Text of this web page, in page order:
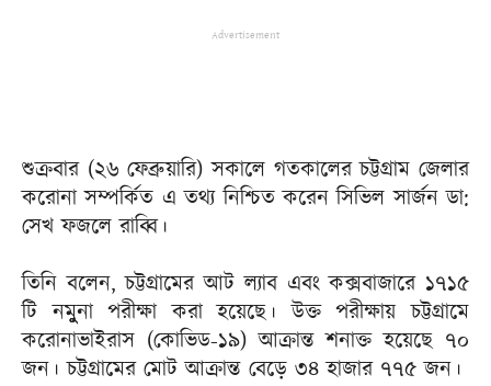
Advertisement
শুক্রবার (২৬ ফেব্রুয়ারি) সকালে গতকালের চট্টগ্রাম জেলার
করোনা সম্পর্কিত এ তথ্য নিশ্চিত করেন সিভিল সার্জন ডা:
সেখ ফজলে রাব্বি।
তিনি বলেন, চট্টগ্রামের আট ল্যাব এবং কক্সবাজারে ১৭১৫
টি নমুুুুনা পরীক্ষা করা হয়েছে। উক্ত পরীক্ষায় চট্টগ্রামে
করোনাভাইরাস (কোভিড-১৯) আক্রান্ত শনাক্ত হয়েছে ৭০
জন। চট্টগ্রামের মোট আক্রান্ত বেড়ে ৩৪ হাজার ৭৭৫ জন।